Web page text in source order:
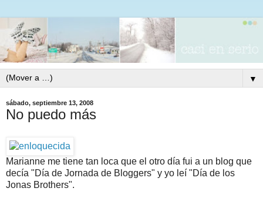
▼
sábado, septiembre 13, 2008
No puedo más
Marianne me tiene tan loca que el otro día fui a un blog que
decía "Día de Jornada de Bloggers" y yo leí "Día de los
Jonas Brothers".